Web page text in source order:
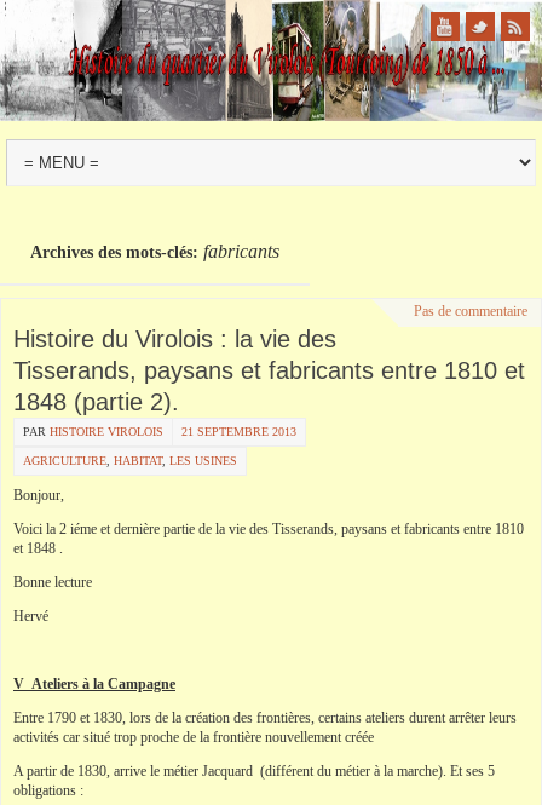
Archives des mots-clés: fabricants
Pas de commentaire
Histoire du Virolois : la vie des
Tisserands, paysans et fabricants entre 1810 et
1848 (partie 2).
PAR HISTOIRE VIROLOIS 21 SEPTEMBRE 2013
AGRICULTURE HABITAT, LES USINES
Bonjour,
Voici la 2 iéme et dernière partie de la vie des Tisserands, paysans et fabricants entre 1810
et 1848 .
Bonne lecture
Hervé
V Ateliers à la Campagne
Entre 1790 et 1830, lors de la création des frontières, certains ateliers durent arrêter leurs
activités car situé trop proche de la frontière nouvellement créée
A partir de 1830, arrive le métier Jacquard (différent du métier à la marche). Et ses 5
obligations :